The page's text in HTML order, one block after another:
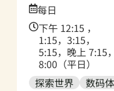
Date:
每日
Time:
下午 12:15 ，
1:15，3:15，
5:15，晚上 7:15，
8:00（平日）
Time:
探索世界
数码